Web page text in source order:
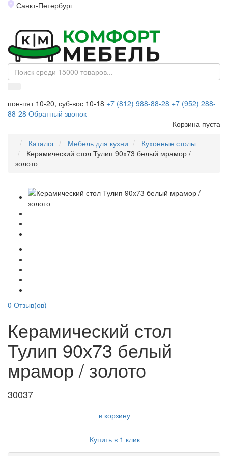
Санкт-Петербург
пон-пят 10-20, суб-вос 10-18 +7 (812) 988-88-28 +7 (952) 288-
88-28 Обратный звонок
Корзина пуста
Каталог
Мебель для кухни
Кухонные столы
Керамический стол Тулип 90х73 белый мрамор /
золото
0 Отзыв(ов)
Керамический стол
Тулип 90х73 белый
мрамор / золото
30037
в корзину
Купить в 1 клик